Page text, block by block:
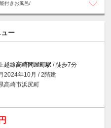
付きお風呂/
ー
越線高崎問屋町駅 / 徒歩7分
2024年10月 / 2階建
高崎市浜尻町